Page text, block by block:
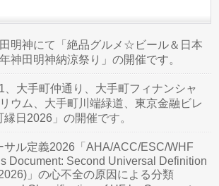
明神にて「絶品グルメ☆ビール＆日本
神田明神納涼祭り」の開催です。
、大手町仲通り、大手町フィナンシャ
ウム、大手町川端緑道、東京金融ビレ
日2026」の開催です。
サル定義2026「AHA/ACC/ESC/WHF
Document: Second Universal Definition
」の心不全の原因による分類